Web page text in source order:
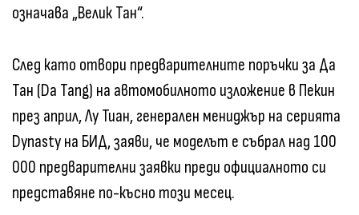
означава „Велик Тан“.
След като отвори предварителните поръчки за Да
Тан (Da Tang) на автомобилното изложение в Пекин
през април, Лу Тиан, генерален мениджър на серията
Dynasty на БИД, заяви, че моделът е събрал над 100
000 предварителни заявки преди официалното си
представяне по-късно този месец.